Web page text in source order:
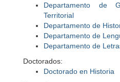
Departamento de
Territorial
Departamento de
Departamento de
Departamento de
Doctorados:
Doctorado en Historia